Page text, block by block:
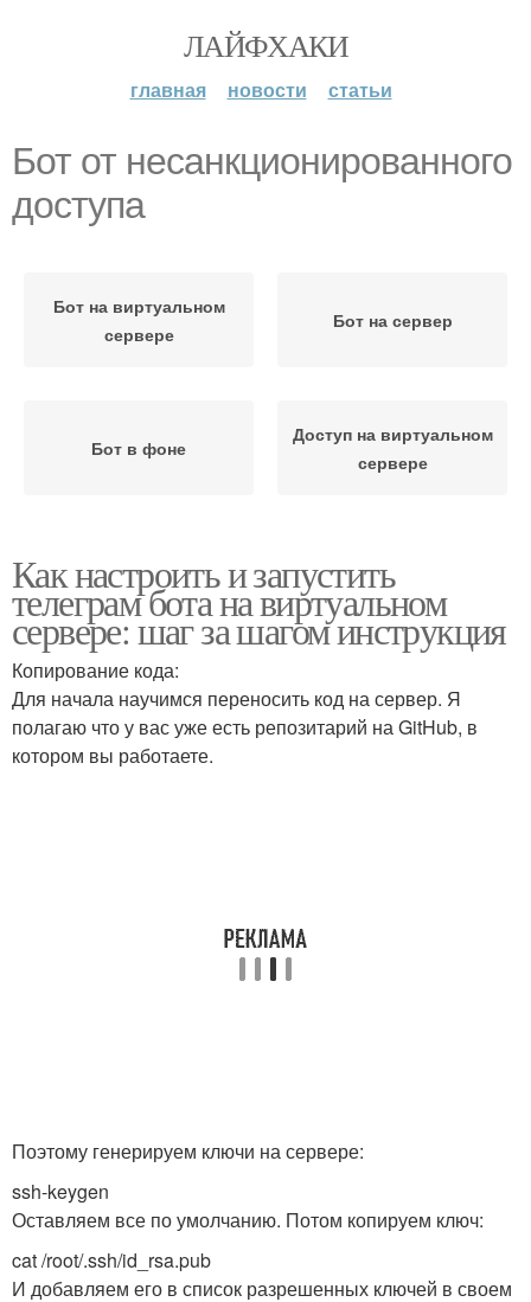
ЛАЙФХАКИ
главная новости статьи
Бот от несанкционированного
доступа
Бот на виртуальном
сервере
Бот на сервер
Бот в фоне
Доступ на виртуальном
сервере
Как настроить и запустить
телеграм бота на виртуальном
сервере: шаг за шагом инструкция
Копирование кода:
Для начала научимся переносить код на сервер. Я
полагаю что у вас уже есть репозитарий на GitHub, в
котором вы работаете.
Поэтому генерируем ключи на сервере:
ssh-keygen
Оставляем все по умолчанию. Потом копируем ключ:
cat /root/.ssh/id_rsa.pub
И добавляем его в список разрешенных ключей в своем